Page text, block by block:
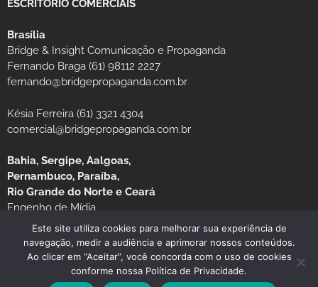
ESCRITÓRIO COMERCIAIS
Brasília
Bridge & Insight Comunicação e Propaganda
Fernando Braga (61) 98112 2227
fernando@bridgepropaganda.com.br
Késia Ferreira (61) 3321 4304
comercial@bridgepropaganda.com.br
Bahia, Sergipe, Aalgoas,
Pernambuco, Paraíba,
Rio Grande do Norte e Ceará
Engenho de Mídia
Luciano Moura (81) 99939-0235 / (81) 3126-8181
Este site utiliza cookies para melhorar sua experiência de
navegação, medir a audiência e aprimorar nossos conteúdos.
Ao clicar em “Aceitar”, você concorda com o uso de cookies
conforme nossa Política de Privacidade.